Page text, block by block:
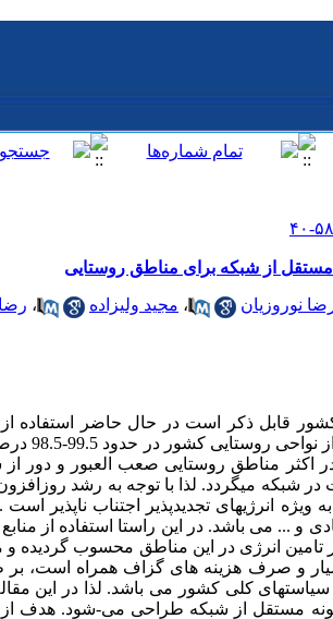
از شبکه برای مناطق روستایی
نوروزیان ، مجید ولیزاده ، رضا
قابل ذکر است در حال حاضر استفاده
توزیع جهت
اکثر مناطق روستایی صعب العبور و دور
شبکه میگردد. لذا با توجه به رشد
ویژه انرژیهای تجدیدپذیر اجتناب ناپذیر
و ... می باشد. در این راستا استفاده از
انرژی در این مناطق محسوب گردیده و
و صرف هزینه های گزاف همراه است،
کلی کشور می باشد. لذا در این
مستقل از شبکه طراحی می-شود. هدف از